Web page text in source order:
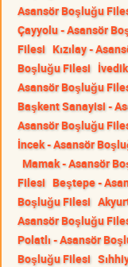
Asansör Boşluğu
Çayyolu - Asansör
Filesi Kızılay -
Boşluğu Filesi
Asansör Boşluğu
Başkent Sanayisi -
Asansör Boşluğu
İncek - Asansör
Mamak - Asansör
Filesi Beştepe -
Boşluğu Filesi
Asansör Boşluğu
Polatlı - Asansör
Boşluğu Filesi